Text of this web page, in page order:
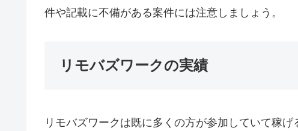
件や記載に不備がある案件には注意しましょう。
リモバズワークの実績
リモバズワークは既に多くの方が参加していて稼